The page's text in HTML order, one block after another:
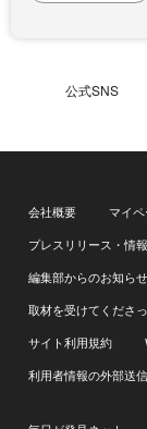
公式SNS
会社概要 マイ
プレスリリース・情
編集部からのお知らせ
取材を受けてくださ
サイト利用規約
利用者情報の外部送